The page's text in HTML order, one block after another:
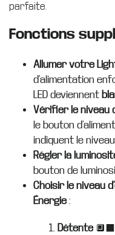
parfaite.
Fonctions
Allumer votre
d’alimentation
LED deviennent
Vérifier le niveau
le bouton
indiquent le
Régler la
bouton de
Choisir le niveau
Énergie:
Détente